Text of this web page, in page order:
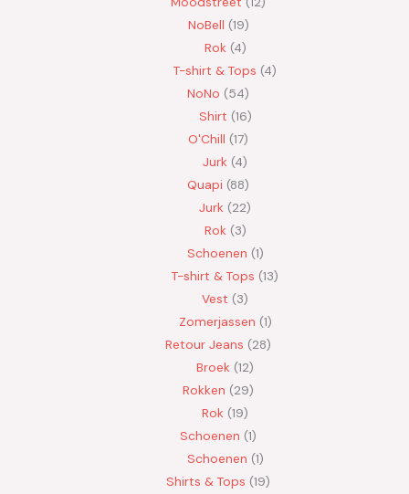
NoBell 19
Rok 4
T-shirt & Tops 4
NoNo
54
Shirt 16
O'Chill 17
Jurk 4
Quapi 88
Jurk 22
Rok 3
Schoenen 1
T-shirt & Tops 13
Vest
3
Zomerjassen 1
Retour Jeans
28
Broek 12
Rokken
29
Rok 19
Schoenen 1
Schoenen 1
Shirts & Tops 19